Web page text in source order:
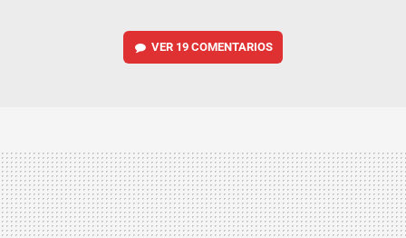
VER 19 COMENTARIOS